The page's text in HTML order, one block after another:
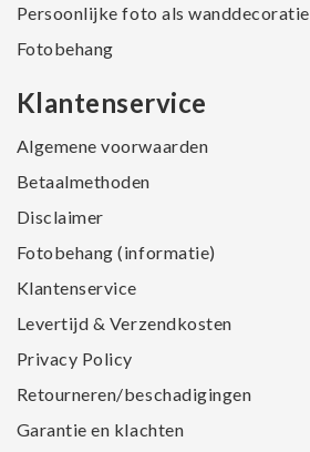
Persoonlijke foto als wanddecoratie
Fotobehang
Klantenservice
Algemene voorwaarden
Betaalmethoden
Disclaimer
Fotobehang (informatie)
Klantenservice
Levertijd & Verzendkosten
Privacy Policy
Retourneren/beschadigingen
Garantie en klachten